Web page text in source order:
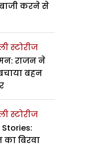
करने से
स्टोरीज
राजन ने
बहन
स्टोरीज
Stories:
बिरवा